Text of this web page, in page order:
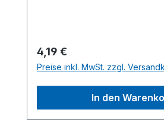
Regulärer Preis:
4,19 €
Preise inkl. MwSt. zzgl.
In den